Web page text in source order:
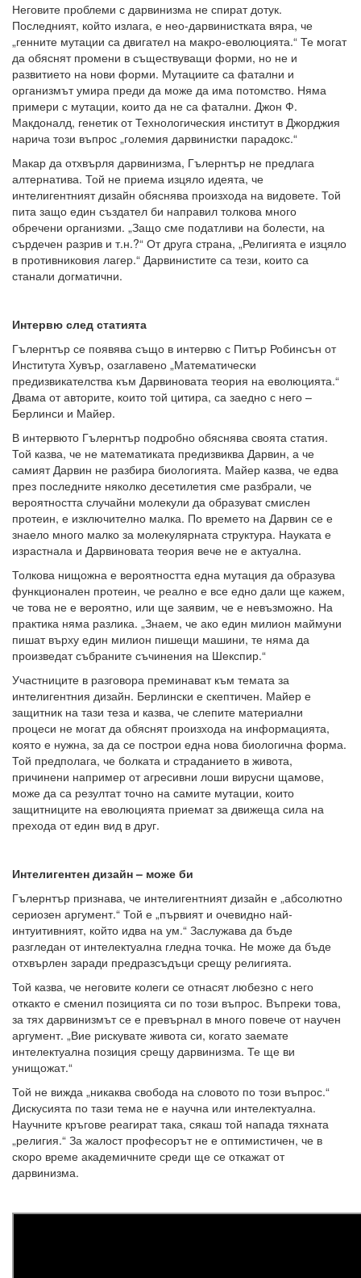
Неговите проблеми с дарвинизма не спират дотук.
Последният, който излага, е нео-дарвинистката вяра, че
„генните мутации са двигател на макро-еволюцията.“ Те могат
да обяснят промени в съществуващи форми, но не и
развитието на нови форми. Мутациите са фатални и
организмът умира преди да може да има потомство. Няма
примери с мутации, които да не са фатални. Джон Ф.
Макдоналд, генетик от Технологическия институт в Джорджия
нарича този въпрос „големия дарвинистки парадокс.“
Макар да отхвърля дарвинизма, Гълернтър не предлага
алтернатива. Той не приема изцяло идеята, че
интелигентният дизайн обяснява произхода на видовете. Той
пита защо един създател би направил толкова много
обречени организми. „Защо сме податливи на болести, на
сърдечен разрив и т.н.?“ От друга страна, „Религията е изцяло
в противниковия лагер.“ Дарвинистите са тези, които са
станали догматични.
Интервю след статията
Гълернтър се появява също в интервю с Питър Робинсън от
Института Хувър, озаглавено „Математически
предизвикателства към Дарвиновата теория на еволюцията.“
Двама от авторите, които той цитира, са заедно с него –
Берлинси и Майер.
В интервюто Гълернтър подробно обяснява своята статия.
Той казва, че не математиката предизвиква Дарвин, а че
самият Дарвин не разбира биологията. Майер казва, че едва
през последните няколко десетилетия сме разбрали, че
вероятността случайни молекули да образуват смислен
протеин, е изключително малка. По времето на Дарвин се е
знаело много малко за молекулярната структура. Науката е
израстнала и Дарвиновата теория вече не е актуална.
Толкова нищожна е вероятността една мутация да образува
функционален протеин, че реално е все едно дали ще кажем,
че това не е вероятно, или ще заявим, че е невъзможно. На
практика няма разлика. „Знаем, че ако един милион маймуни
пишат върху един милион пишещи машини, те няма да
произведат събраните съчинения на Шекспир.“
Участниците в разговора преминават към темата за
интелигентния дизайн. Берлински е скептичен. Майер е
защитник на тази теза и казва, че слепите материални
процеси не могат да обяснят произхода на информацията,
която е нужна, за да се построи една нова биологична форма.
Той предполага, че болката и страданието в живота,
причинени например от агресивни лоши вирусни щамове,
може да са резултат точно на самите мутации, които
защитниците на еволюцията приемат за движеща сила на
прехода от един вид в друг.
Интелигентен дизайн – може би
Гълернтър признава, че интелигентният дизайн е „абсолютно
сериозен аргумент.“ Той е „първият и очевидно най-
интуитивният, който идва на ум.“ Заслужава да бъде
разгледан от интелектуална гледна точка. Не може да бъде
отхвърлен заради предразсъдъци срещу религията.
Той казва, че неговите колеги се отнасят любезно с него
откакто е сменил позицията си по този въпрос. Въпреки това,
за тях дарвинизмът се е превърнал в много повече от научен
аргумент. „Вие рискувате живота си, когато заемате
интелектуална позиция срещу дарвинизма. Те ще ви
унищожат.“
Той не вижда „никаква свобода на словото по този въпрос.“
Дискусията по тази тема не е научна или интелектуална.
Научните кръгове реагират така, сякаш той напада тяхната
„религия.“ За жалост професорът не е оптимистичен, че в
скоро време академичните среди ще се откажат от
дарвинизма.